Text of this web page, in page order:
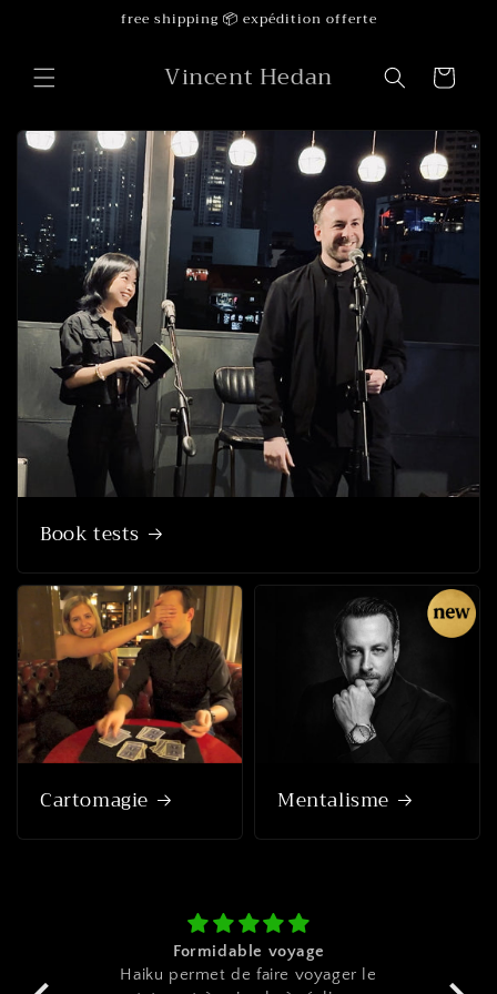
contenu
free shipping 📦 expédition offerte
Vincent Hedan Panier
Book tests
Cartomagie Mentalisme
Formidable voyage
Haiku permet de faire voyager le